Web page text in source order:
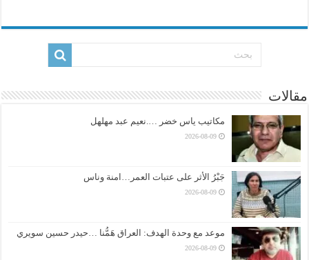
مقالات
مكاتيب ياس خضر ….نعيم عبد مهلهل
2026-08-09
جَبْرُ الأثر على عتبات العمر…امنة وناس
2026-08-09
موعد مع وحدة الهدف: العراق هَمُّنا …حيدر حسين سويري
2026-08-09